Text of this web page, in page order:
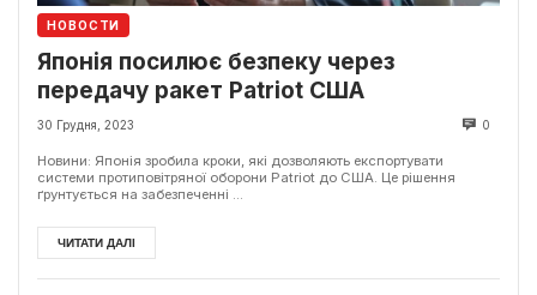
НОВОСТИ
Японія посилює безпеку через
передачу ракет Patriot США
30 Грудня, 2023 0
Новини: Японія зробила кроки, які дозволяють експортувати
системи протиповітряної оборони Patriot до США. Це рішення
ґрунтується на забезпеченні ...
ЧИТАТИ ДАЛІ